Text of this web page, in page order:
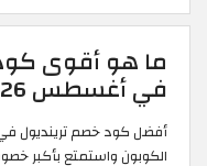
ما هو أقوى
في أغسطس 2026؟
أفضل كود خصم ترينديول في